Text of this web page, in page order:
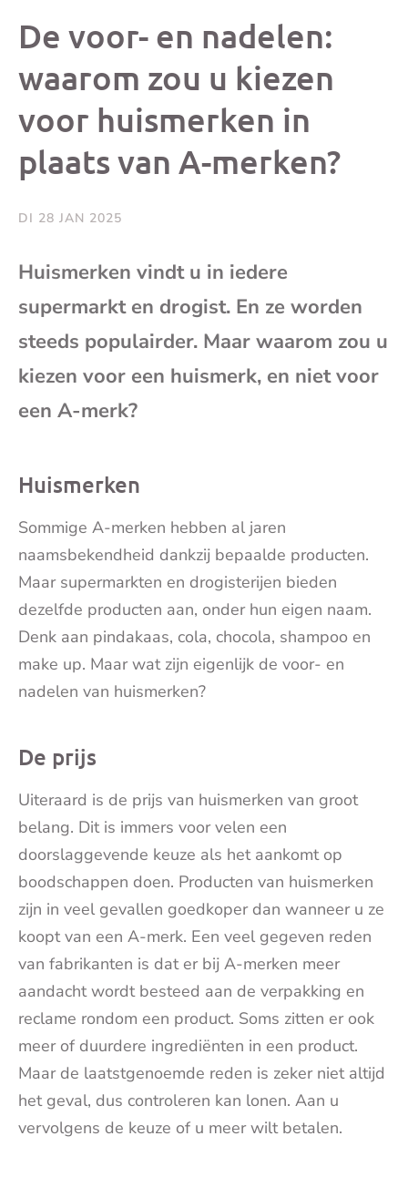
bericht
op
Facebook
op
X
De voor- en nadelen:
waarom zou u kiezen
voor huismerken in
plaats van A-merken?
DI 28 JAN 2025
Huismerken vindt u in iedere
supermarkt en drogist. En ze worden
steeds populairder. Maar waarom zou u
kiezen voor een huismerk, en niet voor
een A-merk?
Huismerken
Sommige A-merken hebben al jaren
naamsbekendheid dankzij bepaalde producten.
Maar supermarkten en drogisterijen bieden
dezelfde producten aan, onder hun eigen naam.
Denk aan pindakaas, cola, chocola, shampoo en
make up. Maar wat zijn eigenlijk de voor- en
nadelen van huismerken?
De prijs
Uiteraard is de prijs van huismerken van groot
belang. Dit is immers voor velen een
doorslaggevende keuze als het aankomt op
boodschappen doen. Producten van huismerken
zijn in veel gevallen goedkoper dan wanneer u ze
koopt van een A-merk. Een veel gegeven reden
van fabrikanten is dat er bij A-merken meer
aandacht wordt besteed aan de verpakking en
reclame rondom een product. Soms zitten er ook
meer of duurdere ingrediënten in een product.
Maar de laatstgenoemde reden is zeker niet altijd
het geval, dus controleren kan lonen. Aan u
vervolgens de keuze of u meer wilt betalen.